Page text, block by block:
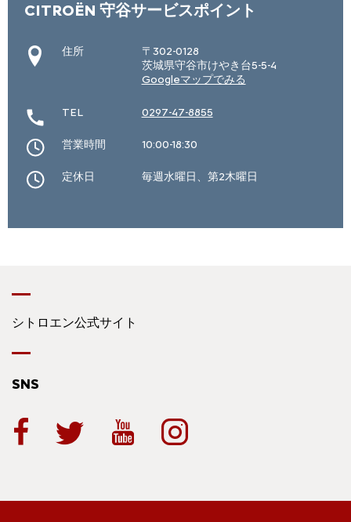
CITROËN 守谷サービスポイント
住所
〒302-0128
茨城県守谷市けやき台5-5-4
Googleマップでみる
TEL 0297-47-8855
営業時間 10:00-18:30
定休日 毎週水曜日、第2木曜日
シトロエン公式サイト
SNS